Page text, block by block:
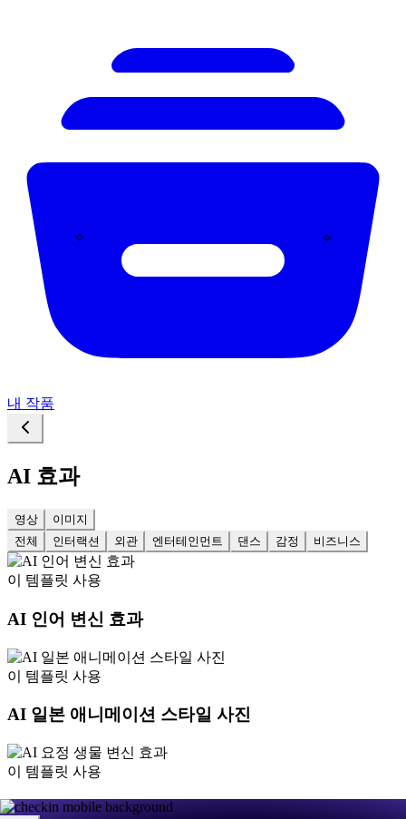
✧ ✧
내 작품
AI 효과
영상
이미지
전체
인터랙션 외관 엔터테인먼트 댄스 감정 비즈니스
이 템플릿 사용
AI 인어 변신 효과
이 템플릿 사용
AI 일본 애니메이션 스타일 사진
이 템플릿 사용
AI 요정 생물 변신 효과